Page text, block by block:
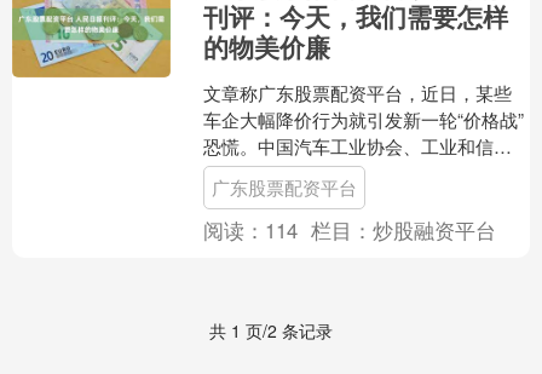
刊评：今天，我们需要怎样
的物美价廉
文章称广东股票配资平台，近日，某些
车企大幅降价行为就引发新一轮“价格战”
恐慌。中国汽车工业协会、工业和信息
化部相继紧急表态，反对无序“价格战”，
加大力度整治汽车....
广东股票配资平台
阅读： 114 栏目：炒股融资平台
共 1 页/2 条记录